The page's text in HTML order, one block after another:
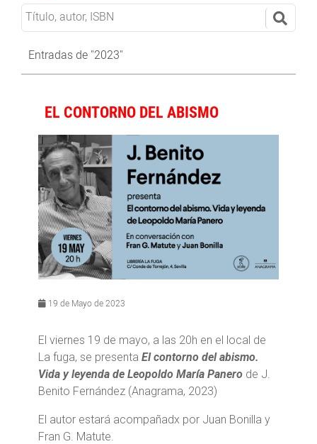
Entradas de "2023"
EL CONTORNO DEL ABISMO
19 de Mayo de 2023
El viernes 19 de mayo, a las 20h en el local de
La fuga, se presenta El contorno del abismo.
Vida y leyenda de Leopoldo María Panero de J.
Benito Fernández (Anagrama, 2023)
El autor estará acompañadx por Juan Bonilla y
Fran G. Matute.